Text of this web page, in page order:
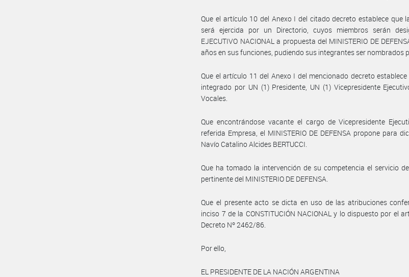
Que el artículo 10 del Anexo I del citado decreto establece que
será ejercida por un Directorio, cuyos miembros serán
EJECUTIVO NACIONAL a propuesta del MINISTERIO DE
años en sus funciones, pudiendo sus integrantes ser nombrados
Que el artículo 11 del Anexo I del mencionado decreto
integrado por UN (1) Presidente, UN (1) Vicepresidente
Vocales.
Que encontrándose vacante el cargo de Vicepresidente
referida Empresa, el MINISTERIO DE DEFENSA propone para
Navío Catalino Alcides BERTUCCI.
Que ha tomado la intervención de su competencia el servicio
pertinente del MINISTERIO DE DEFENSA.
Que el presente acto se dicta en uso de las atribuciones
inciso 7 de la CONSTITUCIÓN NACIONAL y lo dispuesto por el
Decreto Nº 2462/86.
Por ello,
EL PRESIDENTE DE LA NACIÓN ARGENTINA